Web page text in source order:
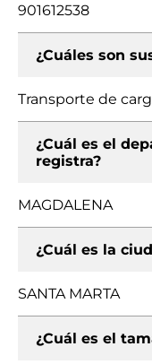
901612538
¿Cuáles son
Transporte de
¿Cuál es el
registra?
MAGDALENA
¿Cuál es la
SANTA MARTA
¿Cuál es el